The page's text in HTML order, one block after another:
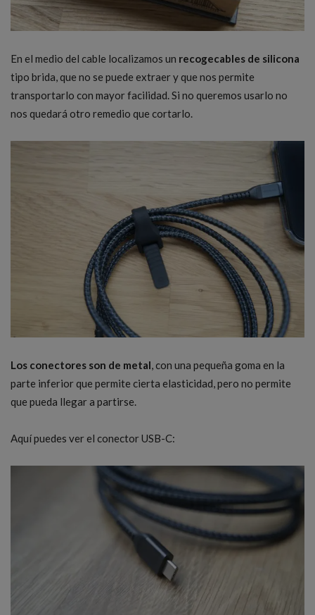
En el medio del cable localizamos un recogecables de silicona
tipo brida, que no se puede extraer y que nos permite
transportarlo con mayor facilidad. Si no queremos usarlo no
nos quedará otro remedio que cortarlo.
Los conectores son de metal, con una pequeña goma en la
parte inferior que permite cierta elasticidad, pero no permite
que pueda llegar a partirse.
Aquí puedes ver el conector USB-C: